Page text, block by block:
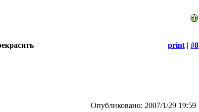
print | #8
Опубликовано: 2007/1/29 19:59